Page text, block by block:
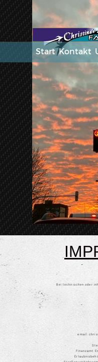
Start Kontakt
Bei technischen oder
email:
Finanzamt